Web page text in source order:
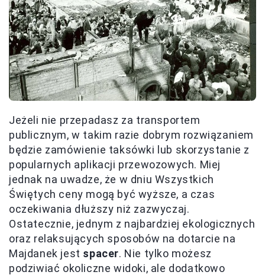
Jeżeli nie przepadasz za transportem
publicznym, w takim razie dobrym rozwiązaniem
będzie zamówienie taksówki lub skorzystanie z
popularnych aplikacji przewozowych. Miej
jednak na uwadze, że w dniu Wszystkich
Świętych ceny mogą być wyższe, a czas
oczekiwania dłuższy niż zazwyczaj.
Ostatecznie, jednym z najbardziej ekologicznych
oraz relaksujących sposobów na dotarcie na
Majdanek jest spacer. Nie tylko możesz
podziwiać okoliczne widoki, ale dodatkowo